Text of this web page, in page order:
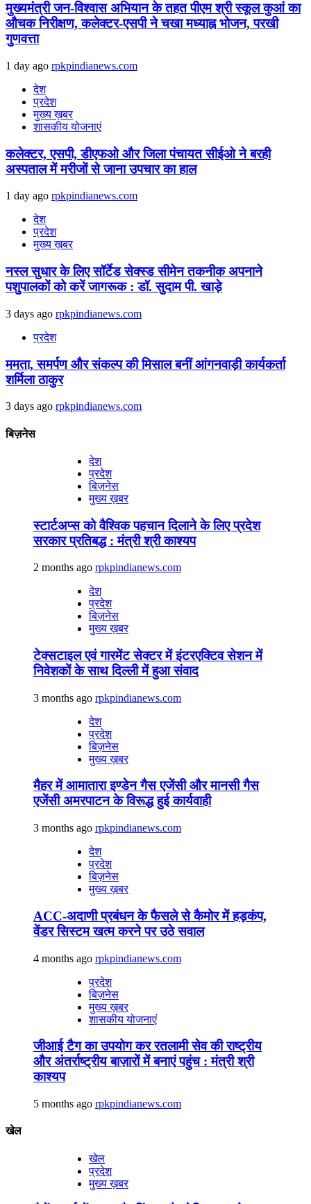
मुख्यमंत्री जन-विश्वास अभियान के तहत पीएम श्री स्कूल कुआं का
औचक निरीक्षण, कलेक्टर-एसपी ने चखा मध्याह्न भोजन, परखी
गुणवत्ता
1 day ago rpkpindianews.com
देश
प्रदेश
मुख्य ख़बर
शासकीय योजनाएं
कलेक्टर, एसपी, डीएफओ और जिला पंचायत सीईओ ने बरही
अस्पताल में मरीजों से जाना उपचार का हाल
1 day ago rpkpindianews.com
देश
प्रदेश
मुख्य ख़बर
नस्ल सुधार के लिए सॉर्टेड सेक्स्ड सीमेन तकनीक अपनाने
पशुपालकों को करें जागरूक : डॉ. सुदाम पी. खाड़े
3 days ago rpkpindianews.com
प्रदेश
ममता, समर्पण और संकल्प की मिसाल बनीं आंगनवाड़ी कार्यकर्ता
शर्मिला ठाकुर
3 days ago rpkpindianews.com
बिज़नेस
देश
प्रदेश
बिज़नेस
मुख्य ख़बर
स्टार्टअप्स को वैश्विक पहचान दिलाने के लिए प्रदेश
सरकार प्रतिबद्ध : मंत्री श्री काश्यप
2 months ago rpkpindianews.com
देश
प्रदेश
बिज़नेस
मुख्य ख़बर
टेक्सटाइल एवं गारमेंट सेक्टर में इंटरएक्टिव सेशन में
निवेशकों के साथ दिल्ली में हुआ संवाद
3 months ago rpkpindianews.com
देश
प्रदेश
बिज़नेस
मुख्य ख़बर
मैहर में आमातारा इण्डेन गैस एजेंसी और मानसी गैस
एजेंसी अमरपाटन के विरूद्ध हुई कार्यवाही
3 months ago rpkpindianews.com
देश
प्रदेश
बिज़नेस
मुख्य ख़बर
ACC-अदाणी प्रबंधन के फैसले से कैमोर में हड़कंप,
वेंडर सिस्टम खत्म करने पर उठे सवाल
4 months ago rpkpindianews.com
प्रदेश
बिज़नेस
मुख्य ख़बर
शासकीय योजनाएं
जीआई टैग का उपयोग कर रतलामी सेव की राष्ट्रीय
और अंतर्राष्ट्रीय बाज़ारों में बनाएं पहुंच : मंत्री श्री
काश्यप
5 months ago rpkpindianews.com
खेल
खेल
प्रदेश
मुख्य ख़बर